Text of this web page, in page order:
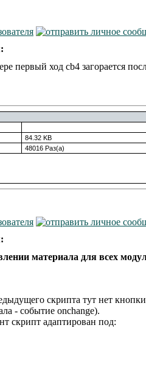
первый ход cb4 загорается
84.32 KB
48016 Раз(а)
материала для всех
скрипта тут нет
- событие onchange).
скрипт адаптирован под: